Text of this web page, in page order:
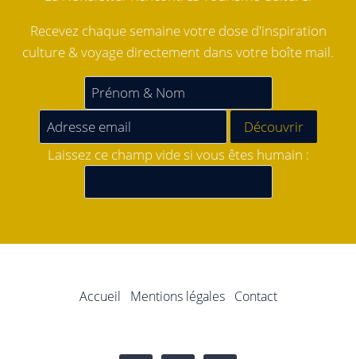
Recevez chaque semaine votre dose d'inspiration
culture & voyage directement dans votre boîte mail.
Laissez ce champ vide si vous êtes humain :
Accueil Mentions légales Contact